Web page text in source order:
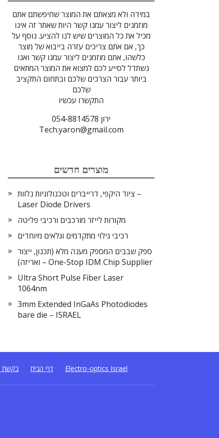
במידה ולא מצאתם את המוצר שחיפשתם אתם
מוזמנים ליצור עמנו קשר היות שאתר זה אינו
מכיל את כל המוצרים שיש לנו להציע. נוסף על
כך, אם אתם צריכים עזרה בייבוא של מוצר
כלשהו, אתם מוזמנים ליצור עמנו קשר ואנו
נשתדל לסייע לכם למצוא את המוצר המתאים
ביותר עבור הצרכים שלכם ובתחום התקציב
שלכם
התקשרו עכשיו
ירון 054-8814578
Tech.yaron@gmail.com
מוצרים חדשים
ציוד היקפי, דרייברים וטכנולוגיות נלוות –
Laser Diode Drivers
מקורות לייזר מורכבים ורכיבי פליטה
רכיבי גילוי מתקדמים וגלאים מיוחדים
ספק שבבים המספק מענה מלא (תכנון, ייצור
ואריזה) – One-Stop IDM Chip Supplier
Ultra Short Pulse Fiber Laser
1064nm
3mm Extended InGaAs Photodiodes
bare die – ISRAEL
בקשת דף הבית Electro-optics Israel